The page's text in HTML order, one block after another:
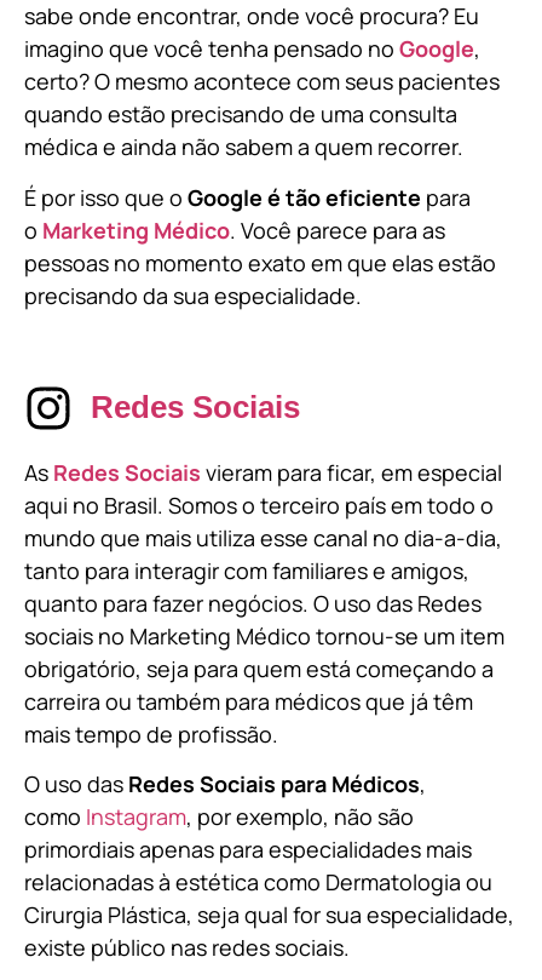
sabe onde encontrar, onde você procura? Eu
imagino que você tenha pensado no Google,
certo? O mesmo acontece com seus pacientes
quando estão precisando de uma consulta
médica e ainda não sabem a quem recorrer.
É por isso que o Google é tão eficiente para
o Marketing Médico. Você parece para as
pessoas no momento exato em que elas estão
precisando da sua especialidade.
Redes Sociais
As Redes Sociais vieram para ficar, em especial
aqui no Brasil. Somos o terceiro país em todo o
mundo que mais utiliza esse canal no dia-a-dia,
tanto para interagir com familiares e amigos,
quanto para fazer negócios. O uso das Redes
sociais no Marketing Médico tornou-se um item
obrigatório, seja para quem está começando a
carreira ou também para médicos que já têm
mais tempo de profissão.
O uso das Redes Sociais para Médicos,
como Instagram, por exemplo, não são
primordiais apenas para especialidades mais
relacionadas à estética como Dermatologia ou
Cirurgia Plástica, seja qual for sua especialidade,
existe público nas redes sociais.